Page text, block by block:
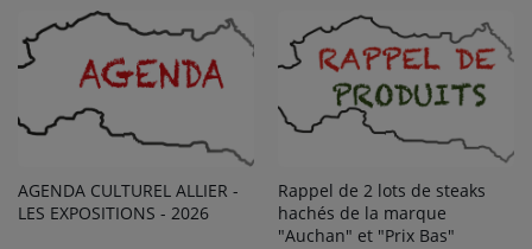
AGENDA CULTUREL ALLIER -
LES EXPOSITIONS - 2026
Rappel de 2 lots de steaks
hachés de la marque
"Auchan" et "Prix Bas"